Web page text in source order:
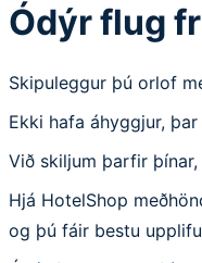
Ódýr flug
Skipuleggur þú orlof
Ekki hafa áhyggjur,
Við skiljum þarfir
Hjá HotelShop
og þú fáir bestu